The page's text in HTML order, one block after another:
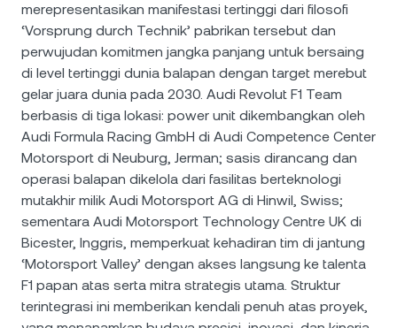
merepresentasikan manifestasi tertinggi dari filosofi
‘Vorsprung durch Technik’ pabrikan tersebut dan
perwujudan komitmen jangka panjang untuk bersaing
di level tertinggi dunia balapan dengan target merebut
gelar juara dunia pada 2030. Audi Revolut F1 Team
berbasis di tiga lokasi: power unit dikembangkan oleh
Audi Formula Racing GmbH di Audi Competence Center
Motorsport di Neuburg, Jerman; sasis dirancang dan
operasi balapan dikelola dari fasilitas berteknologi
mutakhir milik Audi Motorsport AG di Hinwil, Swiss;
sementara Audi Motorsport Technology Centre UK di
Bicester, Inggris, memperkuat kehadiran tim di jantung
‘Motorsport Valley’ dengan akses langsung ke talenta
F1 papan atas serta mitra strategis utama. Struktur
terintegrasi ini memberikan kendali penuh atas proyek,